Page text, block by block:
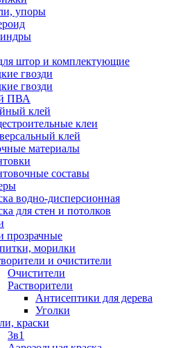
упоры
штор и комплектующие
гвозди
гвозди
ПВА
клей
клеи
клей
материалы
составы
водно-дисперсионная
для стен и потолков
прозрачные
морилки
и очистители
Очистители
Растворители
Антисептики для дерева
Уголки
краски
3в1